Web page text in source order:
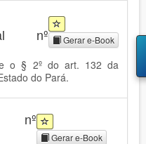
nº Gerar e-Book
o § 2º do art. 132 da
do Pará.
nº
Gerar e-Book